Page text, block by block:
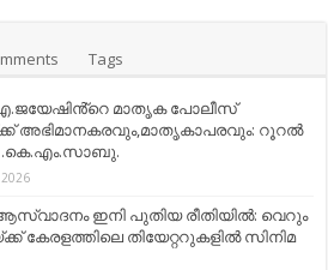
Tags
മാതൃക പോലീസ്
അഭിമാനകരവും,മാതൃകാപരവും: റൂറൽ
ഇനി പുതിയ രീതിയിൽ: വെറും
കേരളത്തിലെ തിയേറ്ററുകളിൽ സിനിമ